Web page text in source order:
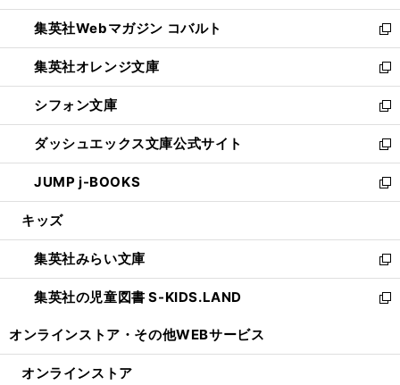
開
く
ウ
で
開
く
ン
ド
ウ
で
開
く
ウ
ィ
ン
ド
ウ
で
開
く
集英社Webマガジン コバルト
新
し
い
ウ
ィ
ン
ド
ウ
で
開
集英社オレンジ文庫
新
し
い
ウ
ィ
ン
ド
ウ
開
く
シフォン文庫
新
し
い
ウ
ィ
ン
ウ
で
開
く
ダッシュエックス文庫公式サイト
新
し
い
ウ
ン
ド
ウ
で
JUMP j-BOOKS
新
し
ウ
ィ
ン
ド
開
キッズ
集英社みらい文庫
新
し
い
ン
集英社の児童図書 S-KIDS.LAND
新
ウ
オンラインストア・ その他WEBサービス
オンラインストア